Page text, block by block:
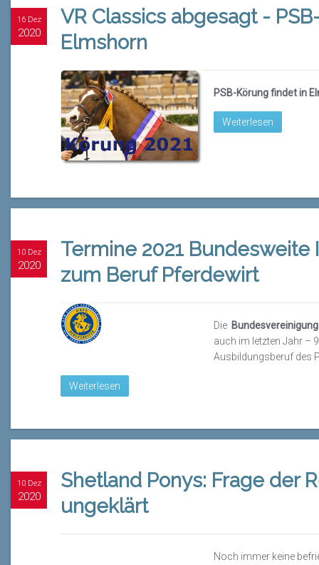
16 Dez
2020
VR Classics abgesagt -
Elmshorn
PSB-Körung findet in
Weiterlesen
10 Dez
2020
Termine 2021
zum Beruf Pferdewirt
Die
auch im letzten Jahr –
Ausbildungsberuf des
Weiterlesen
10 Dez
2020
Shetland Ponys: Frage der
ungeklärt
Noch immer keine